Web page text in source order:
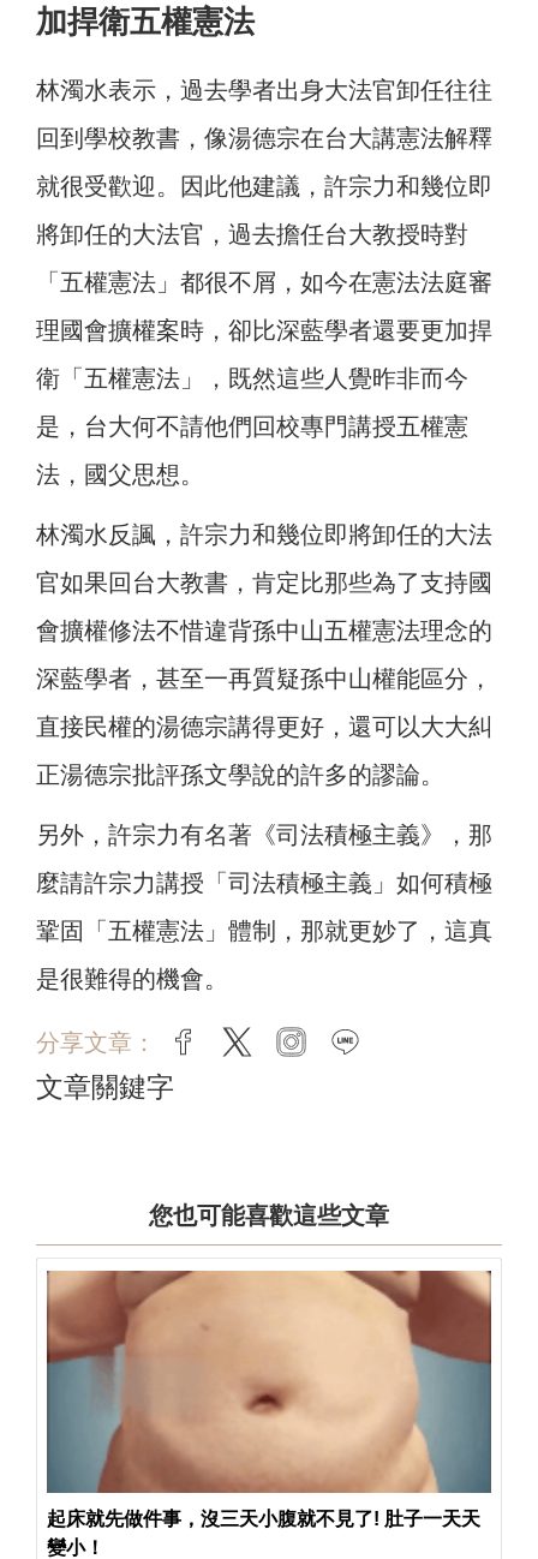
加捍衛五權憲法
林濁水表示，過去學者出身大法官卸任往往
回到學校教書，像湯德宗在台大講憲法解釋
就很受歡迎。因此他建議，許宗力和幾位即
將卸任的大法官，過去擔任台大教授時對
「五權憲法」都很不屑，如今在憲法法庭審
理國會擴權案時，卻比深藍學者還要更加捍
衛「五權憲法」，既然這些人覺昨非而今
是，台大何不請他們回校專門講授五權憲
法，國父思想。
林濁水反諷，許宗力和幾位即將卸任的大法
官如果回台大教書，肯定比那些為了支持國
會擴權修法不惜違背孫中山五權憲法理念的
深藍學者，甚至一再質疑孫中山權能區分，
直接民權的湯德宗講得更好，還可以大大糾
正湯德宗批評孫文學說的許多的謬論。
另外，許宗力有名著《司法積極主義》，那
麼請許宗力講授「司法積極主義」如何積極
鞏固「五權憲法」體制，那就更妙了，這真
是很難得的機會。
分享文章： facebook
twitter instagram
文章關鍵字
您也可能喜歡這些文章
起床就先做件事，沒三天小腹就不見了! 肚子一天天
變小！